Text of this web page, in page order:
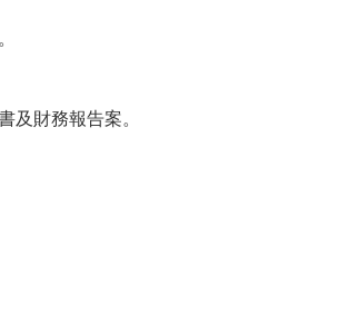
財務報告案。